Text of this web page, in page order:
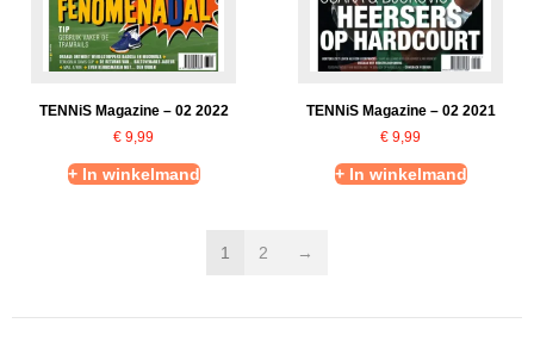
TENNiS Magazine – 02 2022
€ 9,99
+ In winkelmand
TENNiS Magazine – 02 2021
€ 9,99
+ In winkelmand
1 2 →